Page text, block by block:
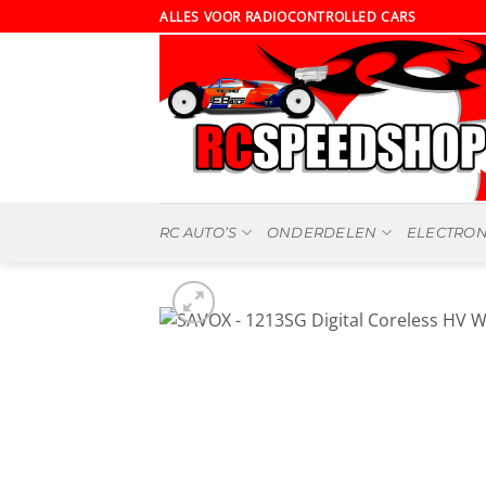
naar
ALLES VOOR RADIOCONTROLLED CARS
RC AUTO’S ONDERDELEN